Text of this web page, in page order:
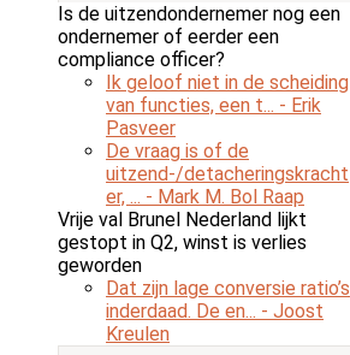
Is de uitzendondernemer nog een
ondernemer of eerder een
compliance officer?
Ik geloof niet in de scheiding
van functies, een t... - Erik
Pasveer
De vraag is of de
uitzend-/detacheringskracht
er, ... - Mark M. Bol Raap
Vrije val Brunel Nederland lijkt
gestopt in Q2, winst is verlies
geworden
Dat zijn lage conversie ratio’s
inderdaad. De en... - Joost
Kreulen